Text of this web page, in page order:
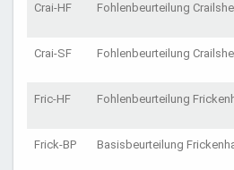
Crai-HF Fohlenbeurteilung
Crai-SF Fohlenbeurteilung
Fric-HF Fohlenbeurteilung
Frick-BP Basisbeurteilung